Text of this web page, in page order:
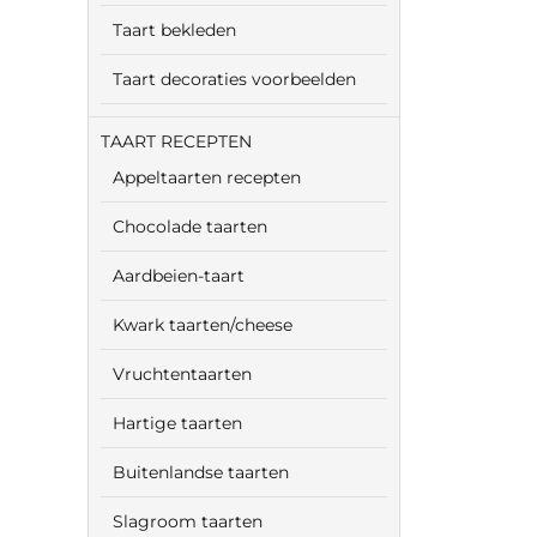
Taart bekleden
Taart decoraties voorbeelden
TAART RECEPTEN
Appeltaarten recepten
Chocolade taarten
Aardbeien-taart
Kwark taarten/cheese
Vruchtentaarten
Hartige taarten
Buitenlandse taarten
Slagroom taarten